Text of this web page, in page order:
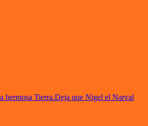
hermosa Tierra.Deja que Nigel el Narval